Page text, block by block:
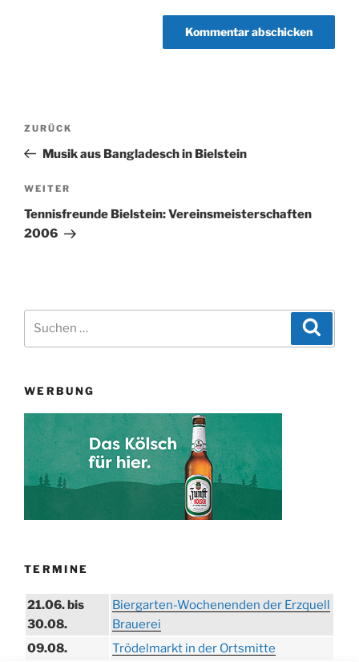
Beitragsnavigation
Vorheriger
Beitrag
ZURÜCK
Musik aus Bangladesch in Bielstein
Nächster
Beitrag
WEITER
Tennisfreunde Bielstein: Vereinsmeisterschaften
2006
WERBUNG
TERMINE
21.06. bis
30.08.
Biergarten-Wochenenden der Erzquell
Brauerei
09.08.
Trödelmarkt in der Ortsmitte